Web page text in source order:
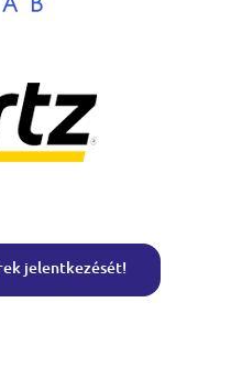
jelentkezését!